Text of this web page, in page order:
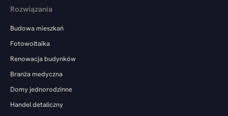
Rozwiązania
Budowa mieszkań
Fotowoltaika
Renowacja budynków
Branża medyczna
Domy jednorodzinne
Handel detaliczny